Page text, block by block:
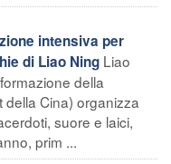
intensiva per
di Liao Ning Liao
della
Cina) organizza
suore e laici,
prim ...